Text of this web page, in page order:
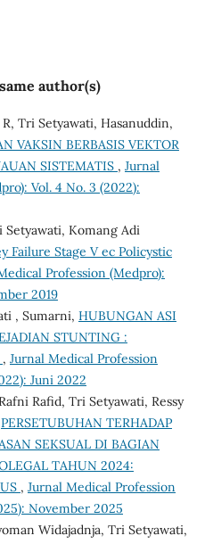
author(s)
Tri Setyawati, Hasanuddin,
VAKSIN BERBASIS VEKTOR
SISTEMATIS , Jurnal
Vol. 4 No. 3 (2022):
Komang Adi
Failure Stage V ec Policystic
Profession (Medpro):
2019
, Sumarni, HUBUNGAN ASI
STUNTING :
, Jurnal Medical Profession
Juni 2022
Rafid, Tri Setyawati, Ressy
PERSETUBUHAN TERHADAP
SEKSUAL DI BAGIAN
TAHUN 2024:
, Jurnal Medical Profession
November 2025
Widajadnja, Tri Setyawati,